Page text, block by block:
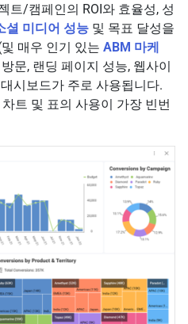
트/캠페인의 ROI와 효율성, 성
셜 미디어 성능 및 목표 달성을
매우 인기 있는 ABM 마케
문, 랜딩 페이지 성능, 웹사이
시보드가 주로 사용됩니다.
트 및 표의 사용이 가장 빈번